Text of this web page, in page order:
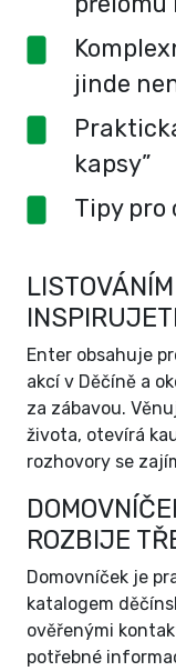
jinde
kapsy”
Tipy pro
Enter obsahuje
akcí v Děčíně a
za zábavou.
života, otevírá
rozhovory se
ROZBIJE
Domovníček je
katalogem
ověřenými
potřebné